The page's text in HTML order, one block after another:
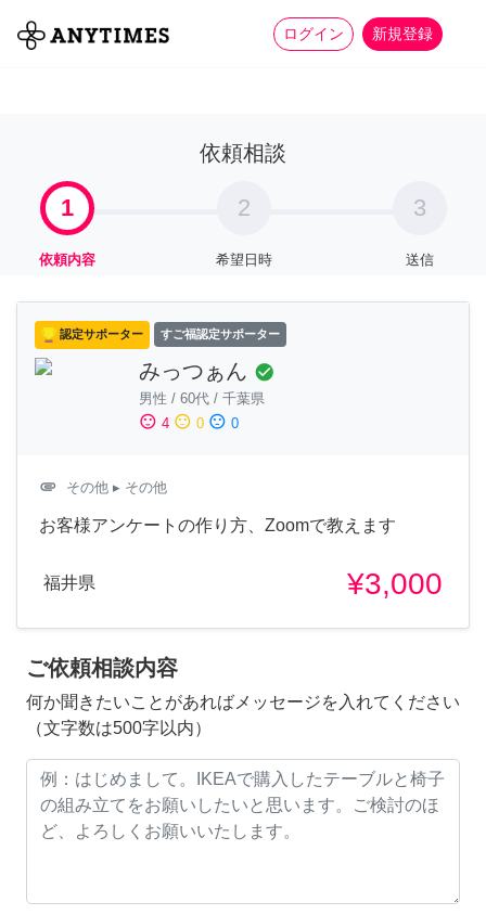
ログイン 新規登録
全て 家事 more_horiz
依頼相談
1
依頼内容
2
希望日時
3
送信
認定サポーター すご福認定サポーター
みっつぁん check_circle
男性 / 60代 / 千葉県
sentiment_satisfied 4 sentiment_neutral 0 sentiment_dissatisfied 0
attachment その他 ▸ その他
お客様アンケートの作り方、Zoomで教えます
福井県 ¥3,000
ご依頼相談内容
何か聞きたいことがあればメッセージを入れてください
（文字数は500字以内）